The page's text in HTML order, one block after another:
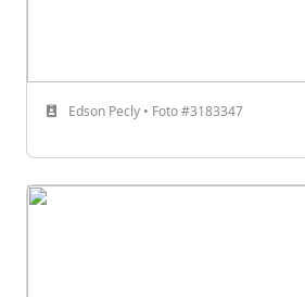
Edson Pecly • Foto #3183347